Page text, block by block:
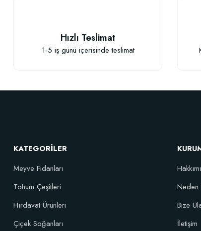
Organik Gübreli Özel Karışım Genel Kullanım Torf Kokopit
Hızlı Teslimat
1-5 iş günü içerisinde teslimat
KATEGORİLER
Meyve Fidanları
Tohum Çeşitleri
Hırdavat Ürünleri
Çiçek Soğanları
Neden
Bize
İletişim